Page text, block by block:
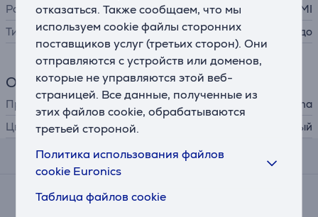
отказаться. Также сообщаем, что мы
используем cookie файлы сторонних
поставщиков услуг (третьих сторон). Они
отправляются с устройств или доменов,
которые не управляются этой веб-
страницей. Все данные, полученные из
этих файлов cookie, обрабатываются
третьей стороной.
Политика использования файлов
cookie Euronics
Таблица файлов cookie
Разъем B
HDMI
Тип коннектора B
гнездо
Общий параметр
Производитель
Hama
Цвет
черный
Отзывы